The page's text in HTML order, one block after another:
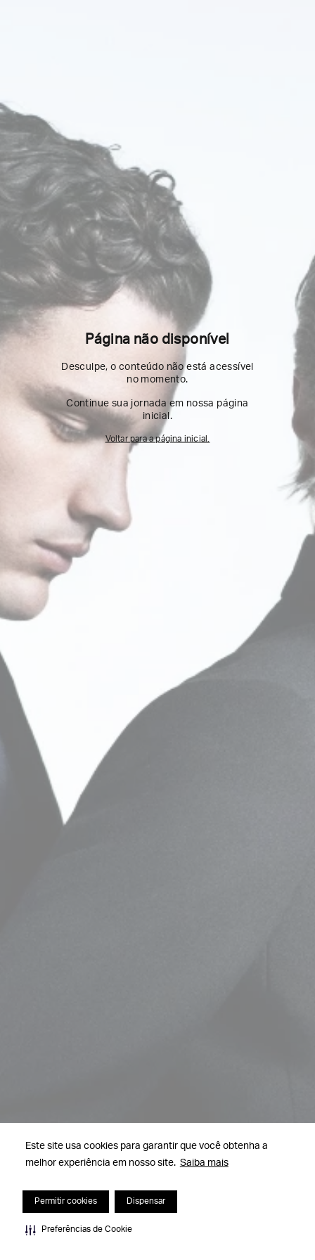
Este site usa cookies para garantir que você obtenha a
melhor experiência em nosso site. Saiba mais
Permitir cookies Dispensar
Preferências de Cookie
Página não disponível
Desculpe, o conteúdo não está acessível
no momento.
Continue sua jornada em nossa página
inicial.
Voltar para a página inicial.